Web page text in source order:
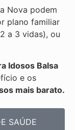
Nova podem
plano familiar
a 3 vidas), ou
Idosos Balsa
e os
mais barato.
SAÚDE